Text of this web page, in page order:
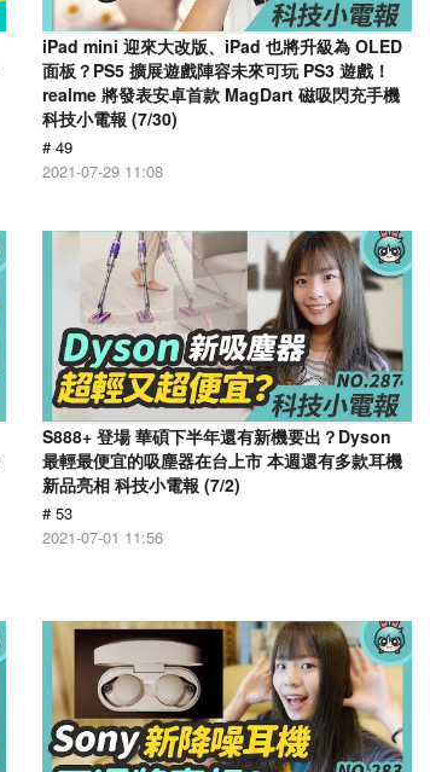
iPad mini 迎來大改版、iPad 也將升級為 OLED
面板？PS5 擴展遊戲陣容未來可玩 PS3 遊戲！
realme 將發表安卓首款 MagDart 磁吸閃充手機
科技小電報 (7/30)
# 49
2021-07-29 11:08
S888+ 登場 華碩下半年還有新機要出？Dyson
最輕最便宜的吸塵器在台上市 本週還有多款耳機
新品亮相 科技小電報 (7/2)
# 53
2021-07-01 11:56